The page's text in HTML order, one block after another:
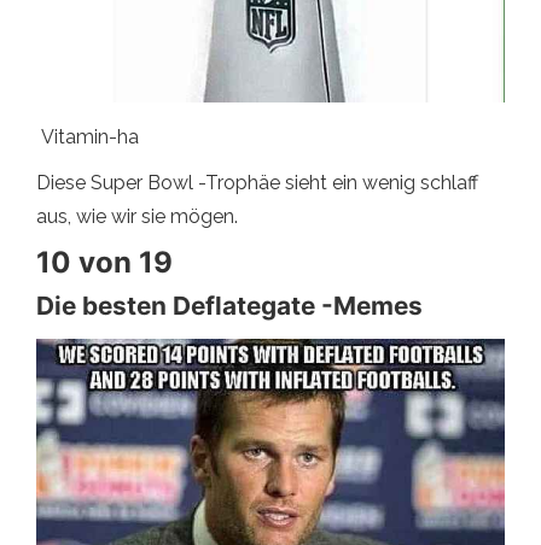
Vitamin-ha
Diese Super Bowl -Trophäe sieht ein wenig schlaff
aus, wie wir sie mögen.
10 von 19
Die besten Deflategate -Memes